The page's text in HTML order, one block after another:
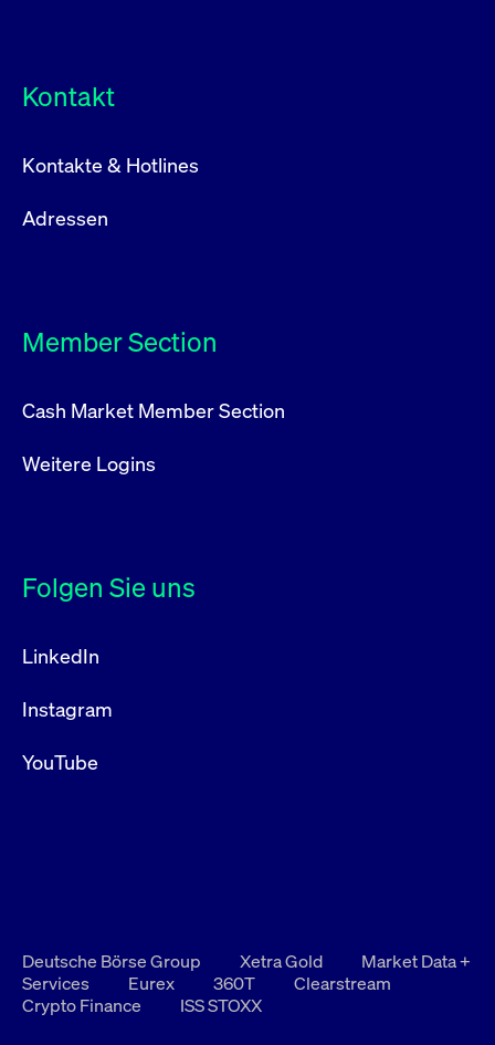
Kontakt
Kontakte & Hotlines
Adressen
Member Section
Cash Market Member Section
Weitere Logins
Folgen Sie uns
LinkedIn
Instagram
YouTube
Deutsche Börse Group Xetra Gold
Market Data +
Services
Eurex 360T
Clearstream
Crypto Finance
ISS STOXX